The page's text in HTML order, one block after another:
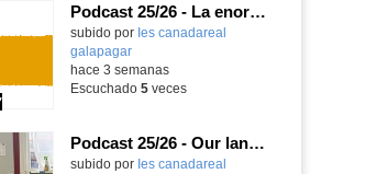
Podcast 25/26 - La enorme responsabilidad de ser juez
subido por Ies canadareal
galapagar-
hace 3 semanas
Escuchado 5veces
Podcast 25/26 - Our language assistant Ellie
subido por Ies canadareal